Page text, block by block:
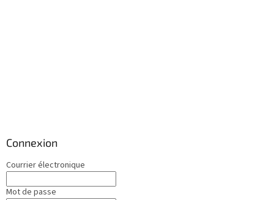
Connexion
Courrier électronique
Mot de passe